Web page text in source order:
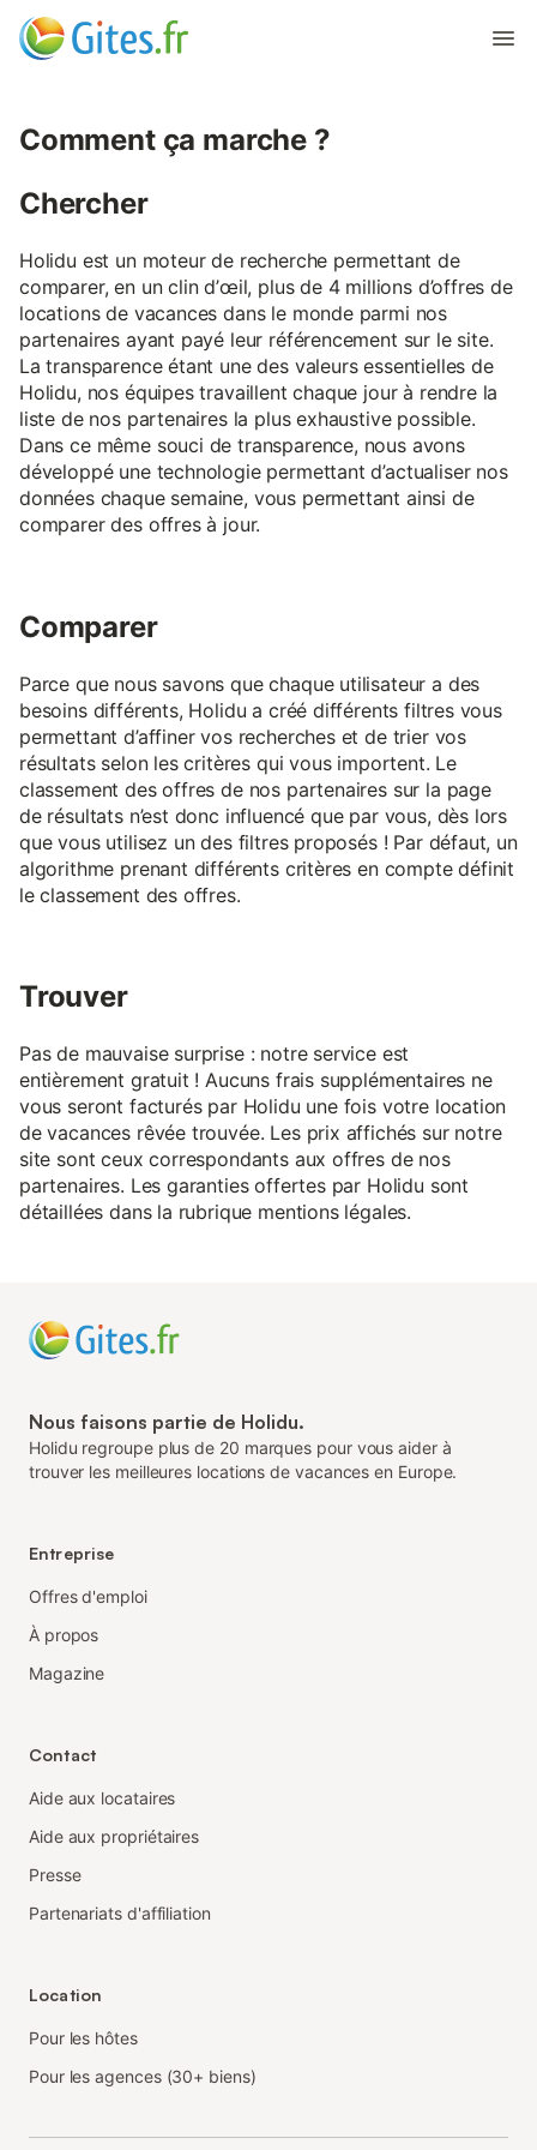
Comment ça marche ?
Chercher
Holidu est un moteur de recherche permettant de
comparer, en un clin d’œil, plus de 4 millions d’offres de
locations de vacances dans le monde parmi nos
partenaires ayant payé leur référencement sur le site.
La transparence étant une des valeurs essentielles de
Holidu, nos équipes travaillent chaque jour à rendre la
liste de nos partenaires la plus exhaustive possible.
Dans ce même souci de transparence, nous avons
développé une technologie permettant d’actualiser nos
données chaque semaine, vous permettant ainsi de
comparer des offres à jour.
Comparer
Parce que nous savons que chaque utilisateur a des
besoins différents, Holidu a créé différents filtres vous
permettant d’affiner vos recherches et de trier vos
résultats selon les critères qui vous importent. Le
classement des offres de nos partenaires sur la page
de résultats n’est donc influencé que par vous, dès lors
que vous utilisez un des filtres proposés ! Par défaut, un
algorithme prenant différents critères en compte définit
le classement des offres.
Trouver
Pas de mauvaise surprise : notre service est
entièrement gratuit ! Aucuns frais supplémentaires ne
vous seront facturés par Holidu une fois votre location
de vacances rêvée trouvée. Les prix affichés sur notre
site sont ceux correspondants aux offres de nos
partenaires. Les garanties offertes par Holidu sont
détaillées dans la rubrique mentions légales.
Nous faisons partie de Holidu.
Holidu regroupe plus de 20 marques pour vous aider à
trouver les meilleures locations de vacances en Europe.
Entreprise
Offres d'emploi
À propos
Magazine
Contact
Aide aux locataires
Aide aux propriétaires
Presse
Partenariats d'affiliation
Location
Pour les hôtes
Pour les agences (30+ biens)